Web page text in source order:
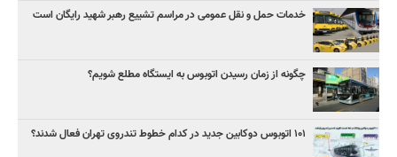
خدمات حمل و نقل عمومی در مراسم تشییع رهبر شهید رایگان است
چگونه از زمان رسیدن اتوبوس به ایستگاه مطلع شویم؟
۱۰۱ اتوبوس دوکابین جدید در کدام خطوط تندروی تهران فعال شدند؟